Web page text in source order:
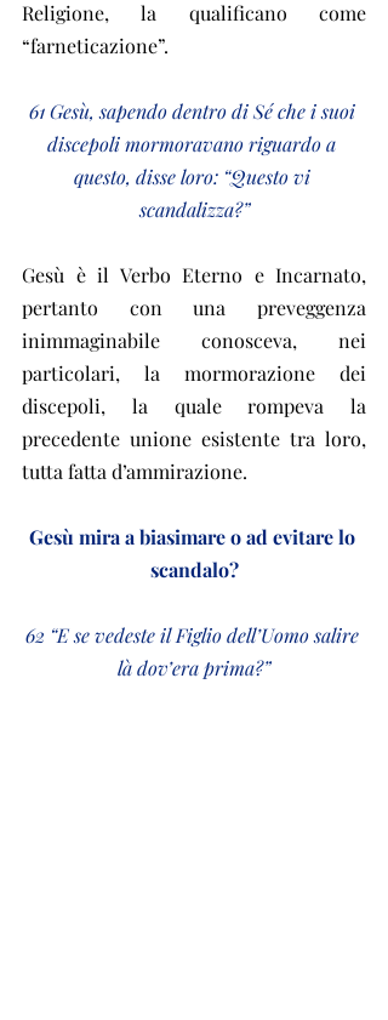
Religione, la qualificano come
“farneticazione”.
61 Gesù, sapendo dentro di Sé che i suoi
discepoli mormoravano riguardo a
questo, disse loro: “Questo vi
scandalizza?”
Gesù è il Verbo Eterno e Incarnato,
pertanto con una preveggenza
inimmaginabile conosceva, nei
particolari, la mormorazione dei
discepoli, la quale rompeva la
precedente unione esistente tra loro,
tutta fatta d’ammirazione.
Gesù mira a biasimare o ad evitare lo
scandalo?
62 “E se vedeste il Figlio dell’Uomo salire
là dov’era prima?”